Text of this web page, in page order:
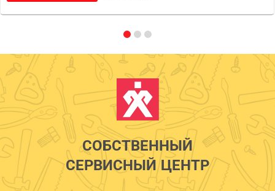
СОБСТВЕННЫЙ
СЕРВИСНЫЙ ЦЕНТР